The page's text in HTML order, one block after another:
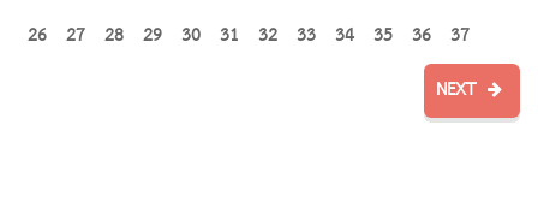
26 27 28 29 30 31 32 33 34 35 36 37
NEXT